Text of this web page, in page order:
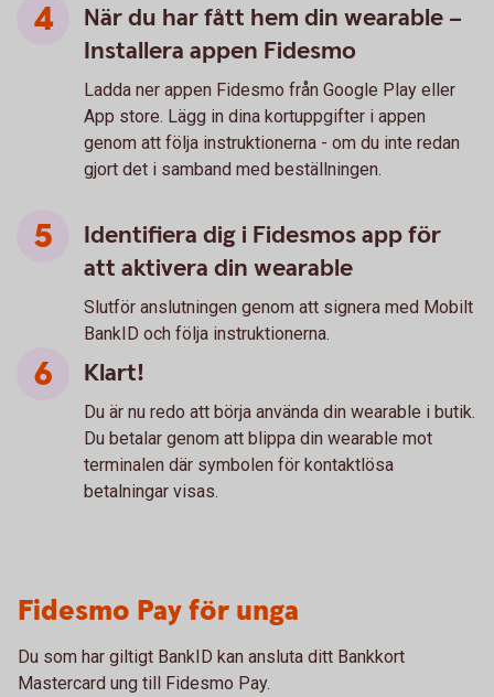
När du har fått hem din wearable –
Installera appen Fidesmo
Ladda ner appen Fidesmo från Google Play eller
App store. Lägg in dina kortuppgifter i appen
genom att följa instruktionerna - om du inte redan
gjort det i samband med beställningen.
Identifiera dig i Fidesmos app för
att aktivera din wearable
Slutför anslutningen genom att signera med Mobilt
BankID och följa instruktionerna.
Klart!
Du är nu redo att börja använda din wearable i butik.
Du betalar genom att blippa din wearable mot
terminalen där symbolen för kontaktlösa
betalningar visas.
Fidesmo Pay för unga
Du som har giltigt BankID kan ansluta ditt Bankkort
Mastercard ung till Fidesmo Pay.